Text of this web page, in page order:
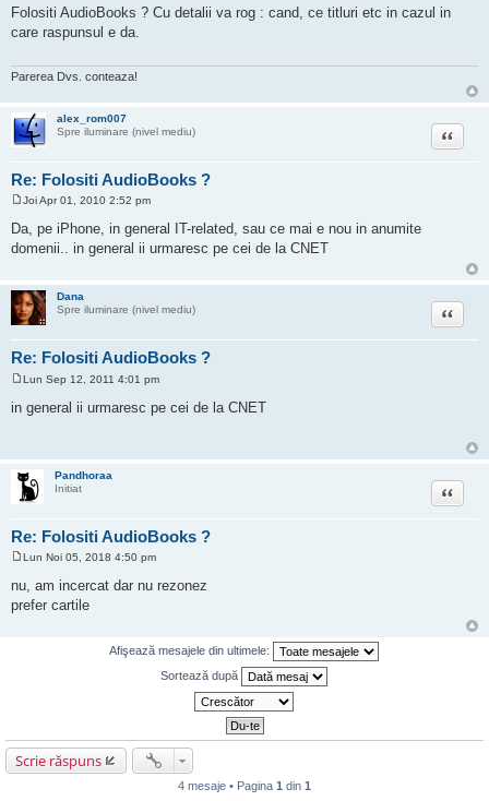
e
s
a
Folositi AudioBooks ? Cu detalii va rog : cand, ce titluri etc in cazul in
care raspunsul e da.
Parerea Dvs. conteaza!
alex_rom007
Spre iluminare (nivel mediu)
Re: Folositi AudioBooks ?
Citat
e
s
a
Joi Apr 01, 2010 2:52 pm
Da, pe iPhone, in general IT-related, sau ce mai e nou in anumite
domenii.. in general ii urmaresc pe cei de la CNET
Dana
Spre iluminare (nivel mediu)
Re: Folositi AudioBooks ?
Citat
s
Lun Sep 12, 2011 4:01 pm
in general ii urmaresc pe cei de la CNET
Pandhoraa
Initiat
Re: Folositi AudioBooks ?
Citat
e
s
a
Lun Noi 05, 2018 4:50 pm
nu, am incercat dar nu rezonez
prefer cartile
Afişează mesajele din ultimele:
Sortează după
Scrie răspuns
4 mesaje • Pagina 1 din 1